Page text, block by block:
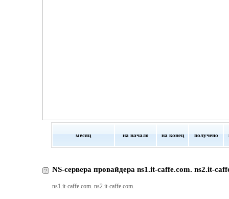
месяц на начало на конец получено
NS-сервера провайдера ns1.it-caffe.com. ns2.it-
ns1.it-caffe.com. ns2.it-caffe.com.